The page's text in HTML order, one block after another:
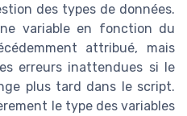
des types de données.
variable en fonction du
attribué, mais
erreurs inattendues si le
plus tard dans le script.
le type des variables